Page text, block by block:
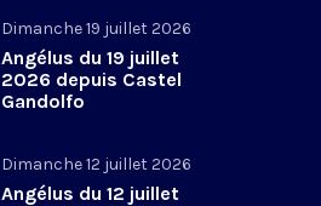
Dimanche 19 juillet 2026
Angélus du 19 juillet
2026 depuis Castel
Gandolfo
Dimanche 12 juillet 2026
Angélus du 12 juillet